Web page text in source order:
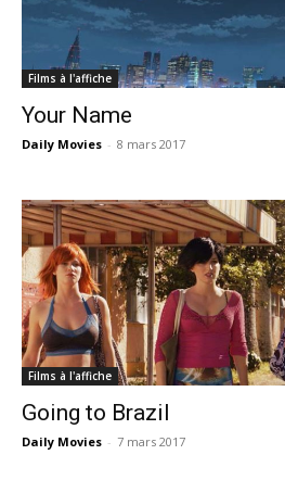
Films à l'affiche
Your Name
Daily Movies - 8 mars 2017
Films à l'affiche
Going to Brazil
Daily Movies - 7 mars 2017